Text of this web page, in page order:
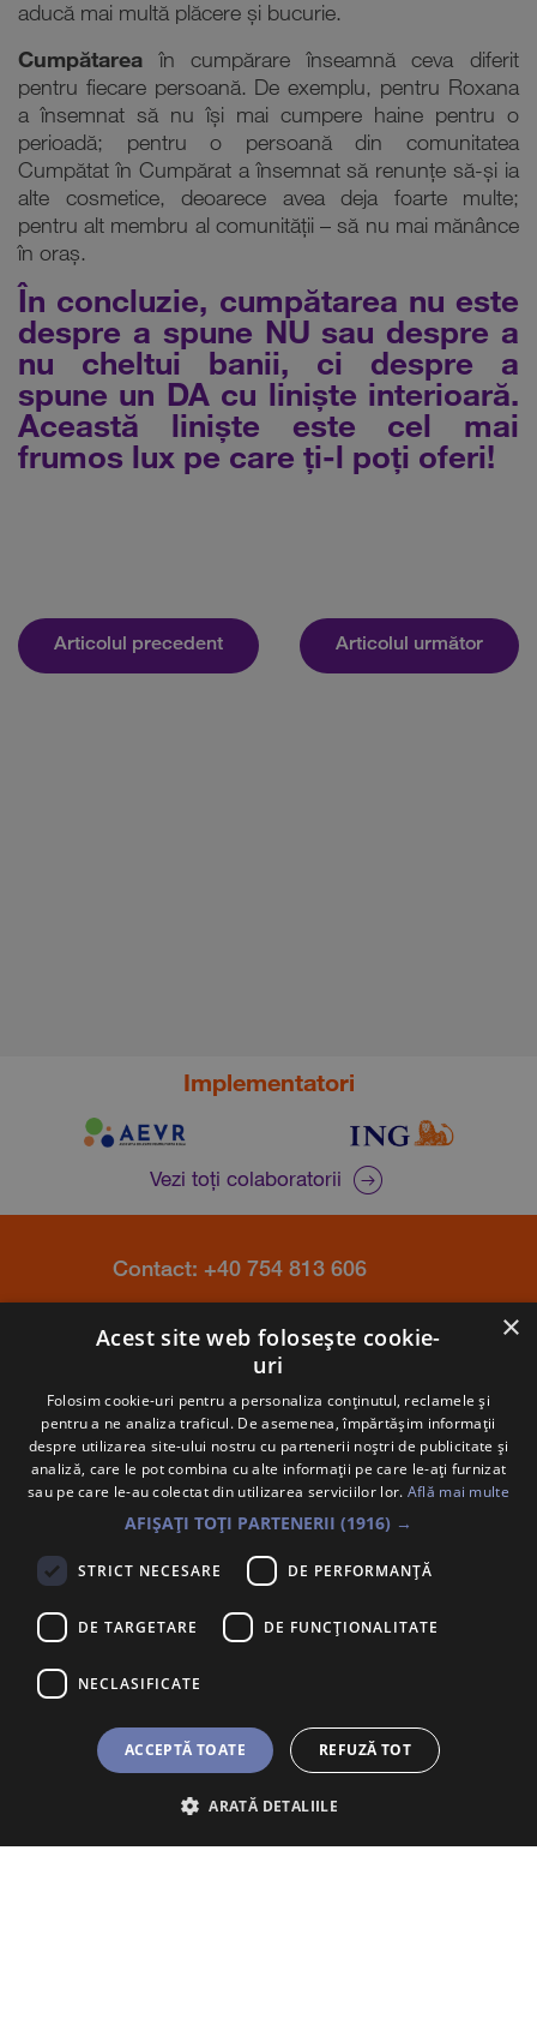
aducă mai multă plăcere și bucurie.
Cumpătareaîn cumpărare înseamnă ceva diferit
pentru fiecare persoană. De exemplu, pentru Roxana
a însemnat să nu își mai cumpere haine pentru o
perioadă; pentru o persoană din comunitatea
Cumpătat în Cumpărat a însemnat să renunțe să-și ia
alte cosmetice, deoarece avea deja foarte multe;
pentru alt membru al comunității – să nu mai mănânce
în oraș.
În concluzie, cumpătarea nu este
despre a spune NU sau despre a
nu cheltui banii, ci despre a
spune un DA cu liniște interioară.
Această liniște este cel mai
frumos lux pe care ți-l poți oferi!
Articolul precedent Articolul următor
Implementatori
Vezi toți colaboratorii
Contact: +40 754 813 606
Atenționare Anti-Fraudă
Trimite un mesaj
Abonează-te la newsletter. Introdu
aici
Nu sunt robot
×
Acest site web folosește cookie-
uri
Folosim cookie-uri pentru a personaliza conținutul, reclamele și
pentru a ne analiza traficul. De asemenea, împărtășim informații
despre utilizarea site-ului nostru cu partenerii noștri de publicitate și
analiză, care le pot combina cu alte informații pe care le-ați furnizat
sau pe care le-au colectat din utilizarea serviciilor lor. Află mai multe
AFIȘAȚI TOȚI PARTENERII (1916) →
STRICT NECESARE DE PERFORMANȚĂ
DE TARGETARE DE FUNCŢIONALITATE
NECLASIFICATE
ACCEPTĂ TOATE REFUZĂ TOT
ARATĂ DETALIILE